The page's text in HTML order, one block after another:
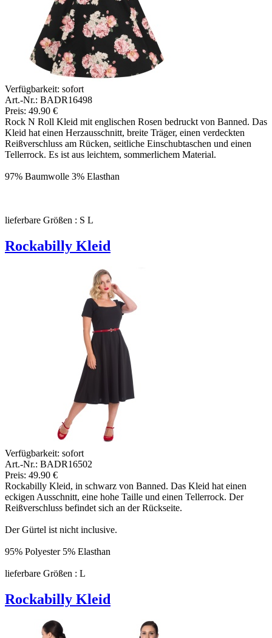
Verfügbarkeit: sofort
Art.-Nr.: BADR16498
Preis: 49.90 €
Rock N Roll Kleid mit englischen Rosen bedruckt von Banned. Das
Kleid hat einen Herzausschnitt, breite Träger, einen verdeckten
Reißverschluss am Rücken, seitliche Einschubtaschen und einen
Tellerrock. Es ist aus leichtem, sommerlichem Material.
97% Baumwolle 3% Elasthan
lieferbare Größen : S L
Rockabilly Kleid
Verfügbarkeit: sofort
Art.-Nr.: BADR16502
Preis: 49.90 €
Rockabilly Kleid, in schwarz von Banned. Das Kleid hat einen
eckigen Ausschnitt, eine hohe Taille und einen Tellerrock. Der
Reißverschluss befindet sich an der Rückseite.
Der Gürtel ist nicht inclusive.
95% Polyester 5% Elasthan
lieferbare Größen : L
Rockabilly Kleid